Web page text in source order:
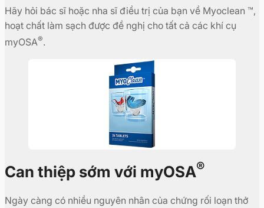
Hãy hỏi bác sĩ hoặc nha sĩ điều trị của bạn về Myoclean ™,
hoạt chất làm sạch được đề nghị cho tất cả các khí cụ
myOSA®.
Can thiệp sớm với myOSA®
Ngày càng có nhiều nguyên nhân của chứng rối loạn thở